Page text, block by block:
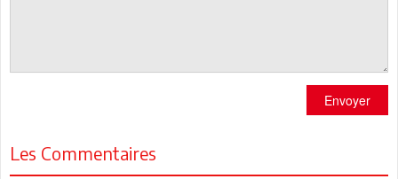
Envoyer
Les Commentaires